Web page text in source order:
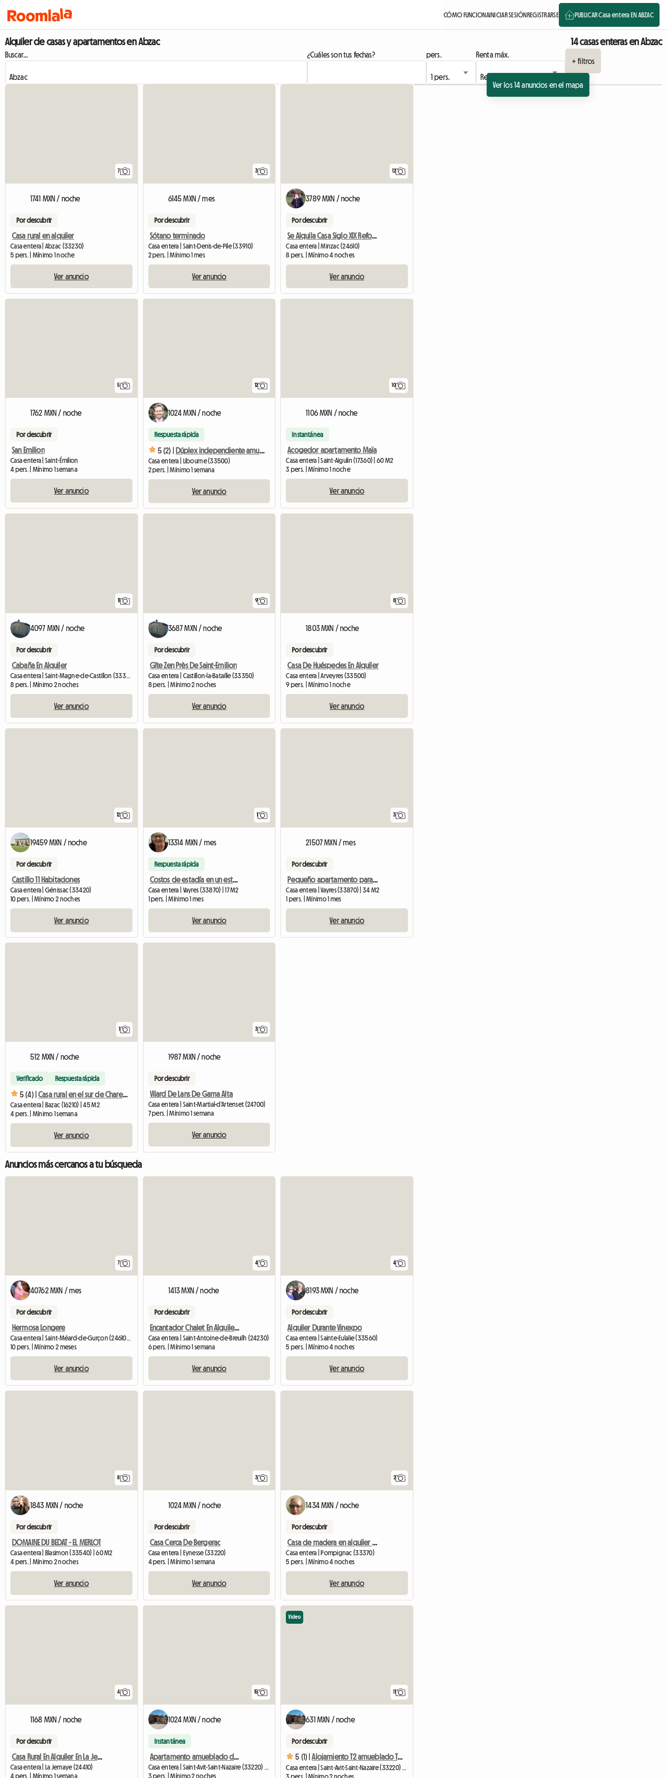
CÓMO FUNCIONAINICIAR SESIÓNREGISTRARSE PUBLICAR Casa entera EN ABZAC
Alquiler de casas y apartamentos en Abzac 14 casas enteras en Abzac
Buscar... ¿Cuáles son tus fechas? pers.
Renta máx.
+ filtros
Ver los 14 anuncios en el mapa
7
1741 MXN / noche
Por descubrir
Casa rural en alquiler
Casa entera | Abzac (33230)
5 pers. | Mínimo 1 noche
Ver anuncio
3
6145 MXN / mes
Por descubrir
Sótano terminado
Casa entera | Saint-Denis-de-Pile (33910)
2 pers. | Mínimo 1 mes
Ver anuncio
12
3789 MXN / noche
Por descubrir
Se Alquila Casa Siglo XIX Reformada
Casa entera | Minzac (24610)
8 pers. | Mínimo 4 noches
Ver anuncio
5
1762 MXN / noche
Por descubrir
San Emilion
Casa entera | Saint-Émilion
4 pers. | Mínimo 1 semana
Ver anuncio
12
1024 MXN / noche
Respuesta rápida
5 (2) | Dúplex independiente amueblado T2 Libourne con jardín y aparcamiento
Casa entera | Libourne (33500)
2 pers. | Mínimo 1 semana
Ver anuncio
10
1106 MXN / noche
Instantánea
Acogedor apartamento Maïa
Casa entera | Saint-Aigulin (17360) | 60 M2
3 pers. | Mínimo 1 noche
Ver anuncio
11
4097 MXN / noche
Por descubrir
Cabaña En Alquiler
8 pers. | Mínimo 2 noches
Ver anuncio
9
3687 MXN / noche
Por descubrir
Gîte Zen Près De Saint-Emilion
Casa entera | Castillon-la-Bataille (33350)
8 pers. | Mínimo 2 noches
Ver anuncio
8
1803 MXN / noche
Por descubrir
Casa De Huéspedes En Alquiler
Casa entera | Arveyres (33500)
9 pers. | Mínimo 1 noche
Ver anuncio
12
19459 MXN / noche
Por descubrir
Castillo 11 Habitaciones
Casa entera | Génissac (33420)
10 pers. | Mínimo 2 noches
Ver anuncio
1
13314 MXN / mes
Respuesta rápida
Costos de estadía en un estudio amueblado
Casa entera | Vayres (33870) | 17 M2
1 pers. | Mínimo 1 mes
Ver anuncio
3
21507 MXN / mes
Por descubrir
Pequeño apartamento para personas desplazadas
Casa entera | Vayres (33870) | 34 M2
1 pers. | Mínimo 1 mes
Ver anuncio
1
512 MXN / noche
Verificado Respuesta rápida
5 (4) | Casa rural en el sur de Charente, cerca de Dordoña - Périgord Verde
Casa entera | Bazac (16210) | 45 M2
4 pers. | Mínimo 1 semana
Ver anuncio
3
1987 MXN / noche
Por descubrir
Vilard De Lans De Gama Alta
Casa entera | Saint-Martial-d'Artenset (24700)
7 pers. | Mínimo 1 semana
Ver anuncio
Anuncios más cercanos a tu búsqueda
7
40762 MXN / mes
Por descubrir
Hermosa Longere
Casa entera | Saint-Méard-de-Gurçon (24610) | 281 M2
10 pers. | Mínimo 2 meses
Ver anuncio
4
1413 MXN / noche
Por descubrir
Encantador Chalet En Alquiler En Périgord Púrpura
Casa entera | Saint-Antoine-de-Breuilh (24230)
6 pers. | Mínimo 1 semana
Ver anuncio
4
8193 MXN / noche
Por descubrir
Alquiler Durante Vinexpo
Casa entera | Sainte-Eulalie (33560)
5 pers. | Mínimo 4 noches
Ver anuncio
8
1843 MXN / noche
Por descubrir
DOMAINE DU BEDAT - EL MERLOT
Casa entera | Blasimon (33540) | 60 M2
4 pers. | Mínimo 2 noches
Ver anuncio
3
1024 MXN / noche
Por descubrir
Casa Cerca De Bergerac
Casa entera | Eynesse (33220)
4 pers. | Mínimo 1 semana
Ver anuncio
2
1434 MXN / noche
Por descubrir
Casa de madera en alquiler amueblada con pequeño jardín al frente.
Casa entera | Pompignac (33370)
5 pers. | Mínimo 4 noches
Ver anuncio
4
1168 MXN / noche
Por descubrir
Casa Rural En Alquiler En La Jemaye - Dordogne
Casa entera | La Jemaye (24410)
4 pers. | Mínimo 1 semana
15
1024 MXN / noche
Instantánea
Apartamento amueblado de un dormitorio
Casa entera | Saint-Avit-Saint-Nazaire (33220) | 32 M2
3 pers. | Mínimo 2 noches
11
Video
631 MXN / noche
Por descubrir
5 (1) | Alojamiento T2 amueblado Todo el confort.
Casa entera | Saint-Avit-Saint-Nazaire (33220) | 32 M2
3 pers. | Mínimo 2 noches